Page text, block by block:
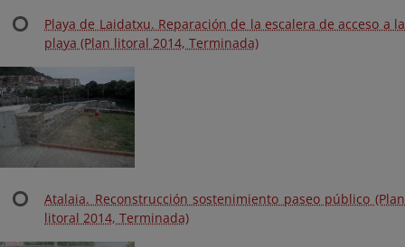
Playa de Laidatxu. Reparación de la escalera de acceso a la
playa (Plan litoral 2014, Terminada)
Atalaia. Reconstrucción sostenimiento paseo público (Plan
litoral 2014, Terminada)